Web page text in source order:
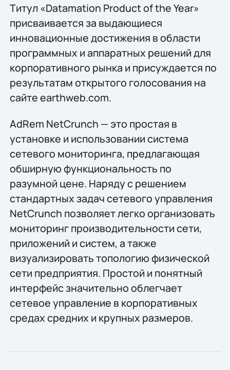
Титул «Datamation Product of the Year»
присваивается за выдающиеся
инновационные достижения в области
программных и аппаратных решений для
корпоративного рынка и присуждается по
результатам открытого голосования на
сайте earthweb.com.
AdRem NetCrunch — это простая в
установке и использовании система
сетевого мониторинга, предлагающая
обширную функциональность по
разумной цене. Наряду с решением
стандартных задач сетевого управления
NetCrunch позволяет легко организовать
мониторинг производительности сети,
приложений и систем, а также
визуализировать топологию физической
сети предприятия. Простой и понятный
интерфейс значительно облегчает
сетевое управление в корпоративных
средах средних и крупных размеров.